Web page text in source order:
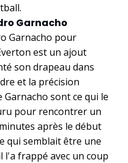
Garnacho
Garnacho pour
est un ajout
son drapeau dans
et la précision
sont ce qui le
pour rencontrer un
après le début
qui semblait être une
l'a frappé avec un coup